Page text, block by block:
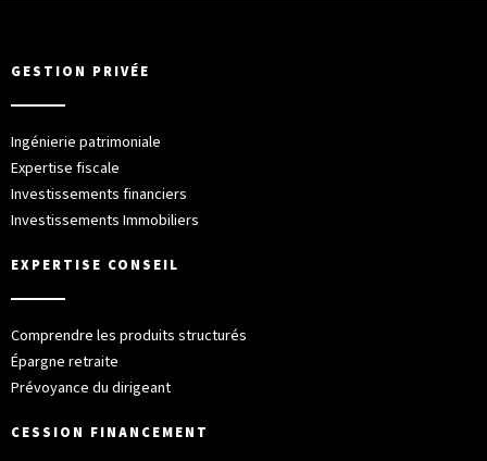
GESTION PRIVÉE
Ingénierie patrimoniale
Expertise fiscale
Investissements financiers
Investissements Immobiliers
EXPERTISE CONSEIL
Comprendre les produits structurés
Épargne retraite
Prévoyance du dirigeant
CESSION FINANCEMENT